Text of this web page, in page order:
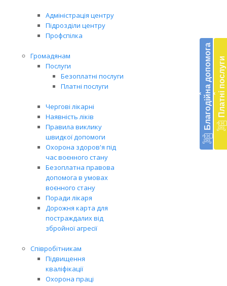
Адміністрація центру
Підрозділи центру
Профспілка
Громадянам
Послуги
Безоплатні послуги
Платні послуги
Чергові лікарні
Наявність ліків
Правила виклику
швидкої допомоги
Охорона здоров'я під
час воєнного стану
Безоплатна правова
допомога в умовах
воєнного стану
Поради лікаря
Дорожня карта для
постраждалих від
збройної агресії
Співробітникам
Підвищення
кваліфікації
Охорона праці
‹ Благодійна допомога ‹ Платні послуги